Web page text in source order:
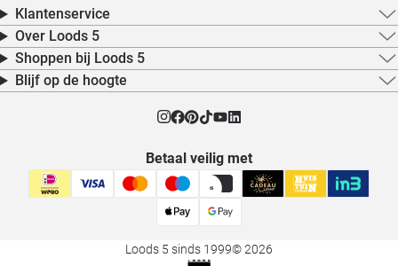
Klantenservice
Over Loods 5
Shoppen bij Loods 5
Blijf op de hoogte
Betaal veilig met
Loods 5 sinds 1999© 2026